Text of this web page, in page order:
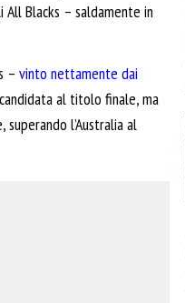
Blacks – saldamente in
– vinto nettamente dai
al titolo finale, ma
l’Australia al